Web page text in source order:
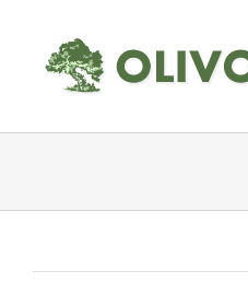
contenido